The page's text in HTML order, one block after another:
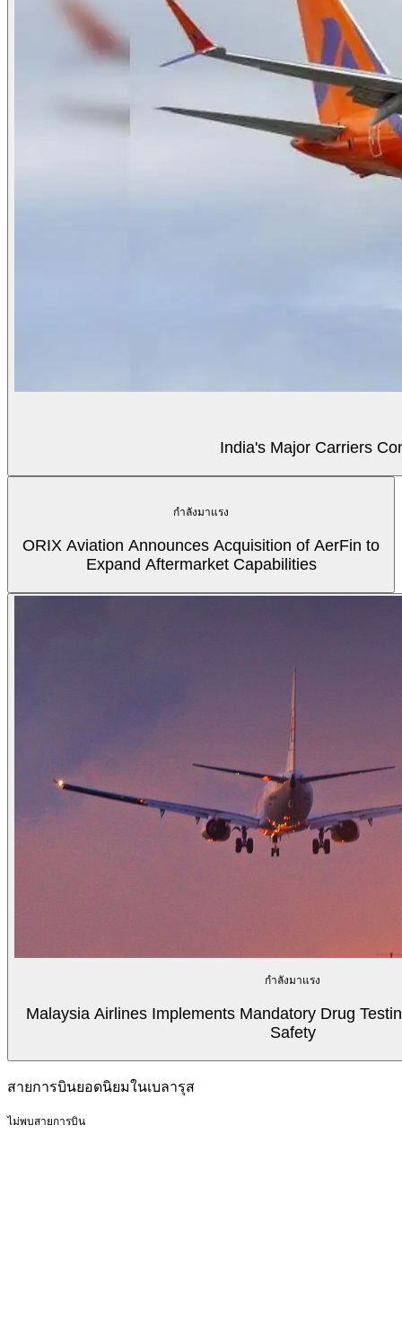
India's Major Carriers
กำลังมาแรง
ORIX Aviation Announces Acquisition of AerFin to
Expand Aftermarket Capabilities
กำลังมาแรง
Malaysia Airlines Implements Mandatory Drug
Safety
สายการบินยอดนิยมในเบลารุส
ไม่พบสายการบิน